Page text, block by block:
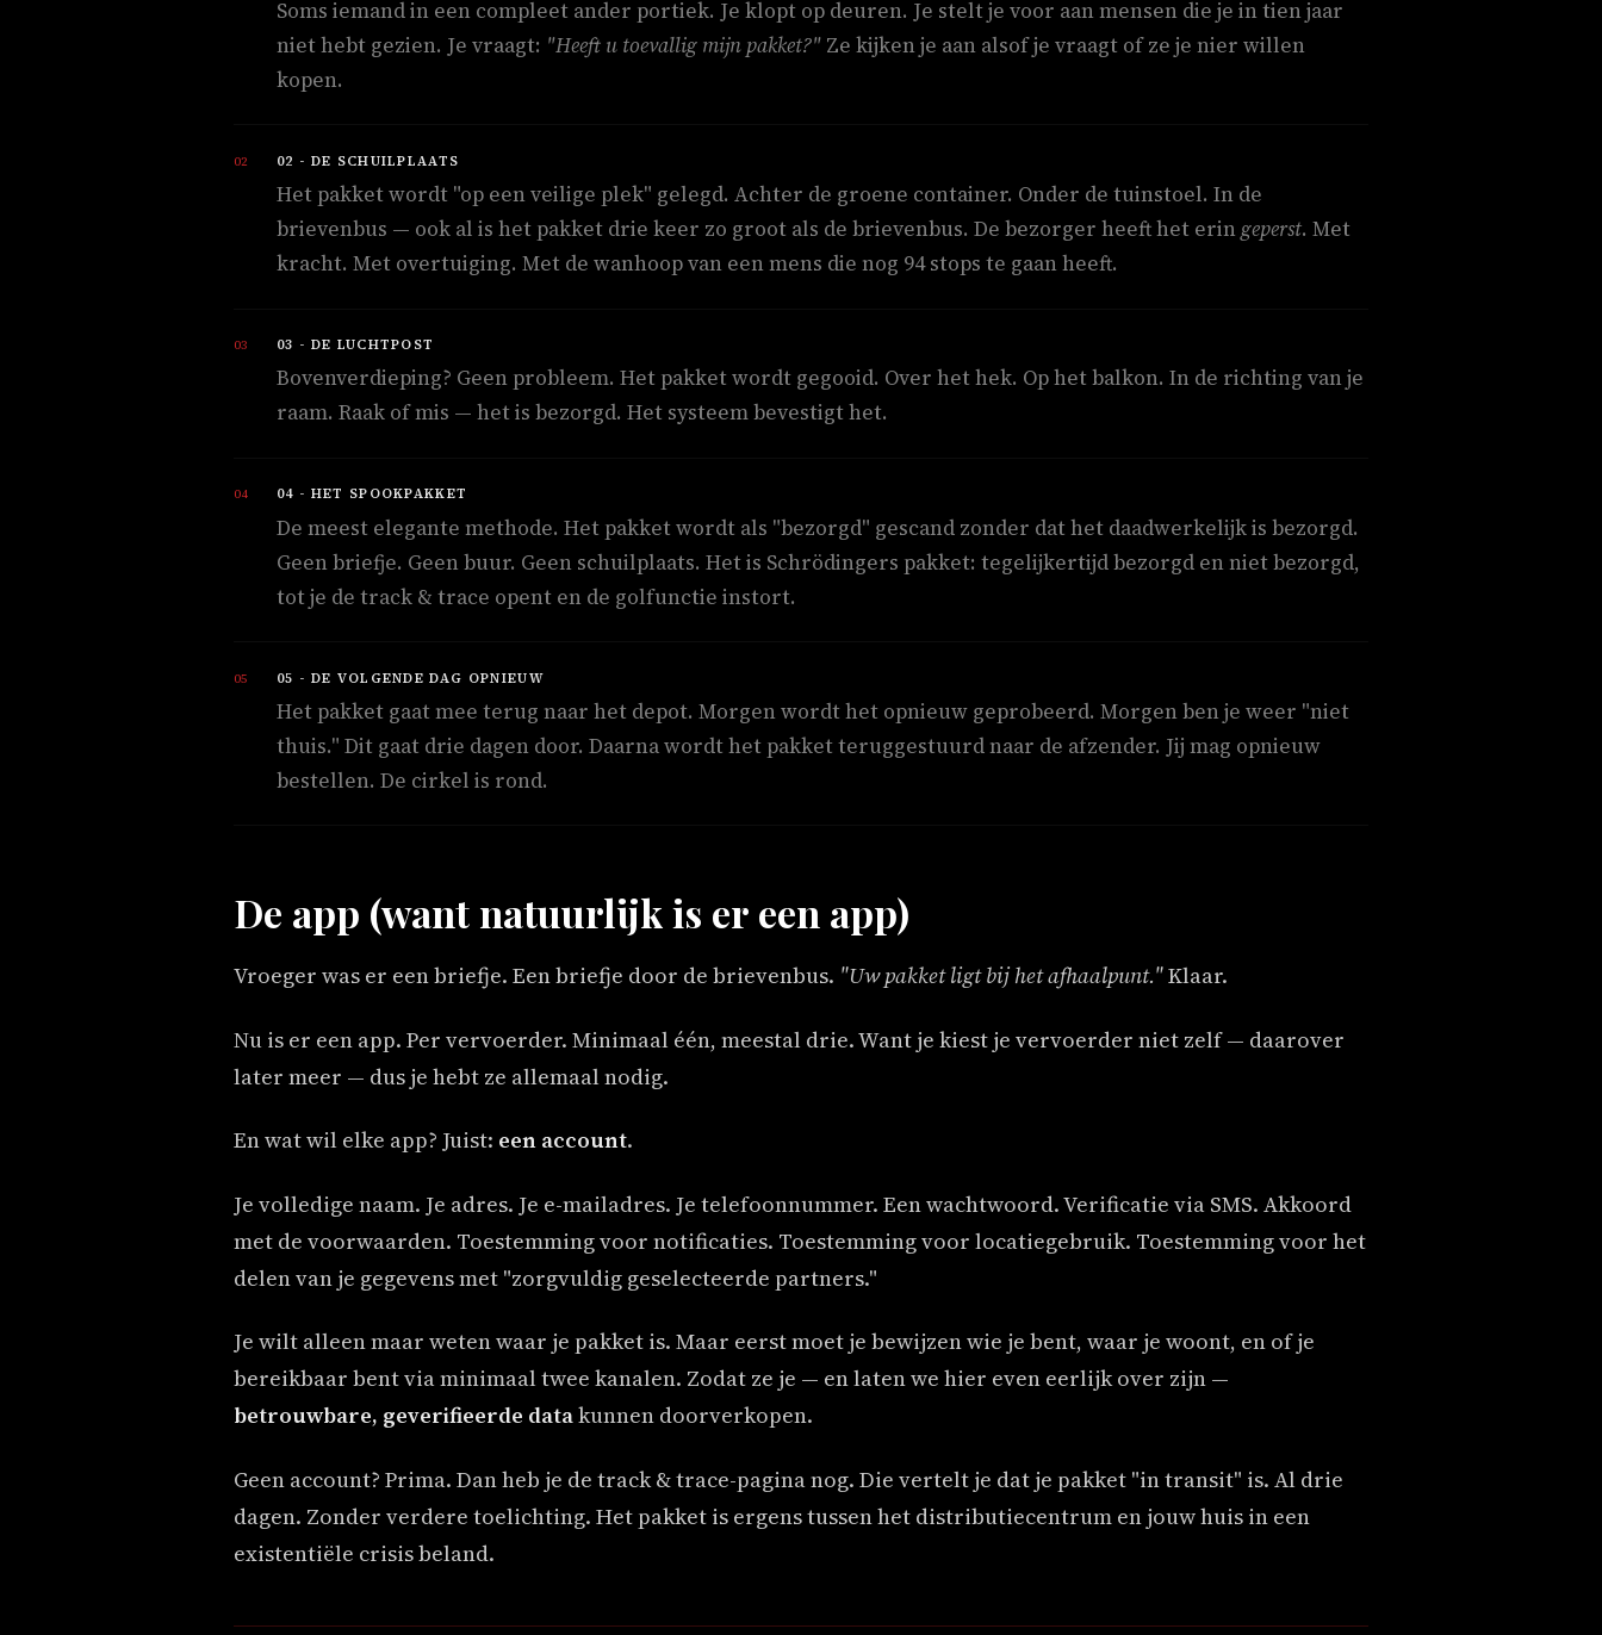
Soms iemand in een compleet ander portiek. Je klopt op deuren. Je stelt je voor aan mensen die je in tien jaar
niet hebt gezien. Je vraagt: "Heeft u toevallig mijn pakket?" Ze kijken je aan alsof je vraagt of ze je nier willen
kopen.
02 - DE SCHUILPLAATS
Het pakket wordt "op een veilige plek" gelegd. Achter de groene container. Onder de tuinstoel. In de
brievenbus — ook al is het pakket drie keer zo groot als de brievenbus. De bezorger heeft het eringeperst. Met
kracht. Met overtuiging. Met de wanhoop van een mens die nog 94 stops te gaan heeft.
03 - DE LUCHTPOST
Bovenverdieping? Geen probleem. Het pakket wordt gegooid. Over het hek. Op het balkon. In de richting van je
raam. Raak of mis — het is bezorgd. Het systeem bevestigt het.
04 - HET SPOOKPAKKET
De meest elegante methode. Het pakket wordt als "bezorgd" gescand zonder dat het daadwerkelijk is bezorgd.
Geen briefje. Geen buur. Geen schuilplaats. Het is Schrödingers pakket: tegelijkertijd bezorgd en niet bezorgd,
tot je de track & trace opent en de golfunctie instort.
05 - DE VOLGENDE DAG OPNIEUW
Het pakket gaat mee terug naar het depot. Morgen wordt het opnieuw geprobeerd. Morgen ben je weer "niet
thuis." Dit gaat drie dagen door. Daarna wordt het pakket teruggestuurd naar de afzender. Jij mag opnieuw
bestellen. De cirkel is rond.
De app (want natuurlijk is er een app)
Vroeger was er een briefje. Een briefje door de brievenbus. "Uw pakket ligt bij het afhaalpunt."Klaar.
Nu is er een app. Per vervoerder. Minimaal één, meestal drie. Want je kiest je vervoerder niet zelf — daarover
later meer — dus je hebt ze allemaal nodig.
En wat wil elke app? Juist: een account.
Je volledige naam. Je adres. Je e-mailadres. Je telefoonnummer. Een wachtwoord. Verificatie via SMS. Akkoord
met de voorwaarden. Toestemming voor notificaties. Toestemming voor locatiegebruik. Toestemming voor het
delen van je gegevens met "zorgvuldig geselecteerde partners."
Je wilt alleen maar weten waar je pakket is. Maar eerst moet je bewijzen wie je bent, waar je woont, en of je
bereikbaar bent via minimaal twee kanalen. Zodat ze je — en laten we hier even eerlijk over zijn —
betrouwbare, geverifieerde datakunnen doorverkopen.
Geen account? Prima. Dan heb je de track & trace-pagina nog. Die vertelt je dat je pakket "in transit" is. Al drie
dagen. Zonder verdere toelichting. Het pakket is ergens tussen het distributiecentrum en jouw huis in een
existentiële crisis beland.